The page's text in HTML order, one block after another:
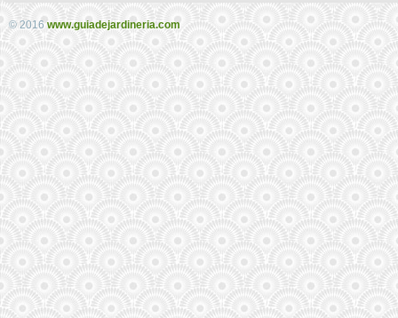
© 2016www.guiadejardineria.com